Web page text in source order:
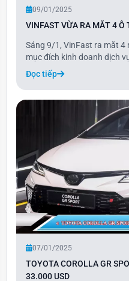
09/01/2025
VINFAST VỪA RA MẮT 4 Ô
Sáng 9/1, VinFast ra mắt 4
mục đích kinh doanh dịch
với các dòng xe cá nhân.
Minio Green thuộc phân
phân khúc MPV 7 chỗ.
Đọc tiếp
07/01/2025
TOYOTA COROLLA GR
33.000 USD